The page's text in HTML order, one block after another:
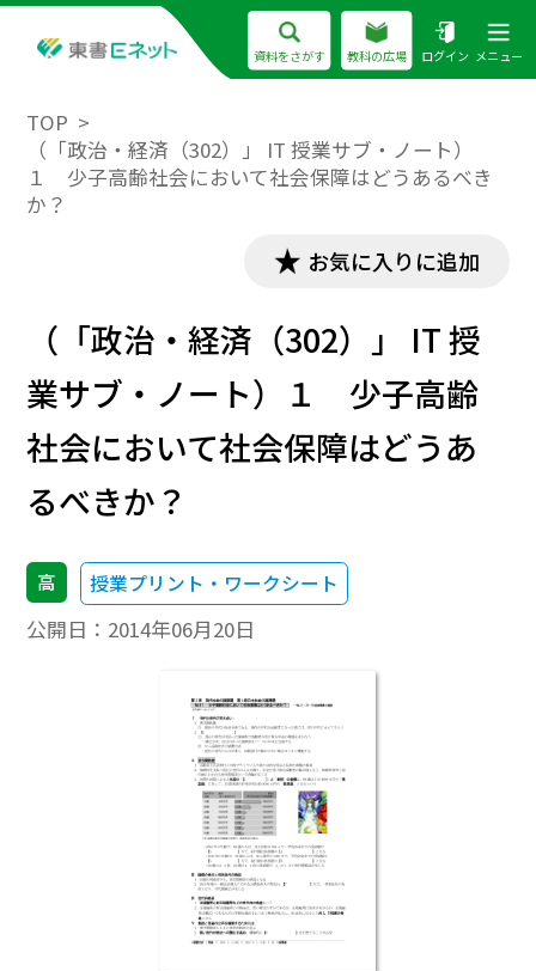
資料をさがす 教科の広場 ログイン メニュー
TOP
（「政治・経済（302）」 IT 授業サブ・ノート）
１ 少子高齢社会において社会保障はどうあるべき
か？
お気に入りに追加
（「政治・経済（302）」 IT 授
業サブ・ノート）１ 少子高齢
社会において社会保障はどうあ
るべきか？
高 授業プリント・ワークシート
公開日： 2014年06月20日